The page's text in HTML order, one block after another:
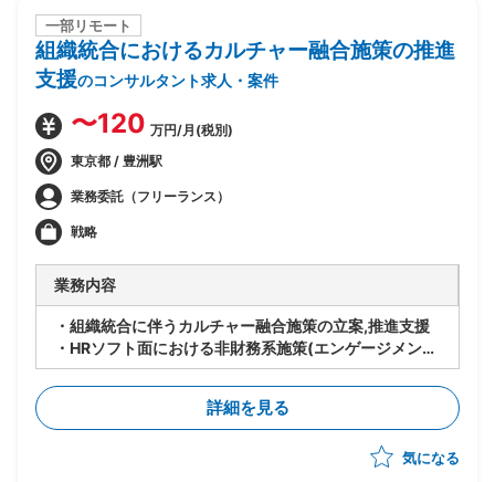
一部リモート
組織統合におけるカルチャー融合施策の推進
支援のコンサルタント求人・案件
〜120 万円/月(税別)
東京都 / 豊洲駅
業務委託（フリーランス）
戦略
業務内容
・組織統合に伴うカルチャー融合施策の立案,推進支援
・HRソフト面における非財務系施策(エンゲージメン
ト/風土醸成等)の実行支援
・施策の推進,関係者調整,進捗管理
詳細を見る
気になる